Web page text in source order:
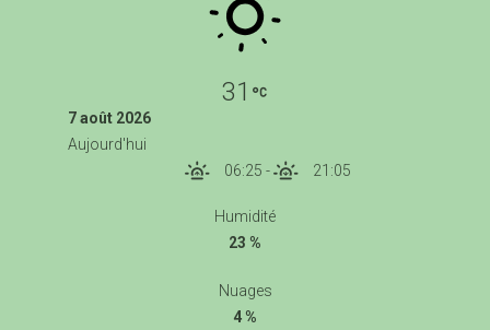
31
7 août 2026
Aujourd'hui
06:25 - 21:05
Humidité
23 %
Nuages
4 %